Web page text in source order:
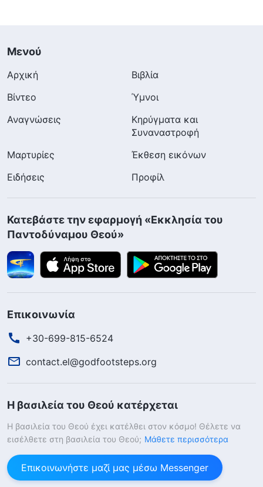
Μενού
Αρχική
Βιβλία
Βίντεο
Ύμνοι
Αναγνώσεις
Κηρύγματα και
Συναναστροφή
Μαρτυρίες
Έκθεση εικόνων
Ειδήσεις
Προφίλ
Κατεβάστε την εφαρμογή «Εκκλησία του
Παντοδύναμου Θεού»
Επικοινωνία
+30-699-815-6524
contact.el@godfootsteps.org
Η βασιλεία του Θεού κατέρχεται
Η βασιλεία του Θεού έχει κατέλθει στον κόσμο! Θέλετε να
εισέλθετε στη βασιλεία του Θεού; Μάθετε περισσότερα
Επικοινωνήστε μαζί μας μέσω Messenger